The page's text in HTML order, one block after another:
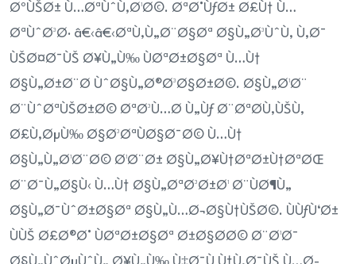
ØºÙŠØ± Ù…ØªÙˆÙ‚Ø¹Ø©. ØªØ°ÙƒØ± Ø£Ù† Ù…
ØªÙˆØ³Ø· â€‹â€‹ØªÙ‚Ù„Ø¨Ø§Øª Ø§Ù„Ø³ÙˆÙ‚ Ù‚Ø¯
ÙŠØ¤Ø¯ÙŠ Ø¥Ù„Ù‰ ÙØªØ±Ø§Øª Ù…Ù†
Ø§Ù„Ø±Ø¨Ø­ ÙˆØ§Ù„Ø®Ø³Ø§Ø±Ø©. Ø§Ù„Ø¹Ø¨
Ø¨ÙˆØªÙŠØ±Ø© ØªØ³Ù…Ø­ Ù„Ùƒ Ø¨ØªØ­Ù‚ÙŠÙ‚
Ø£Ù‚ØµÙ‰ Ø§Ø³ØªÙØ§Ø¯Ø© Ù…Ù†
Ø§Ù„Ù„Ø¹Ø¨Ø© Ø¹Ø¨Ø± Ø§Ù„Ø¥Ù†ØªØ±Ù†ØªØŒ
Ø¨Ø¯Ù„Ø§Ù‹ Ù…Ù† Ø§Ù„ØªØ³Ø±Ø¹ Ø¨ÙØ¶Ù„
Ø§Ù„Ø¯ÙˆØ±Ø§Øª Ø§Ù„Ù…Ø¬Ø§Ù†ÙŠØ©. ÙÙƒÙ‘Ø±
ÙÙŠ Ø£Ø®Ø° ÙØªØ±Ø§Øª Ø±Ø§Ø­Ø© Ø¨Ø¹Ø¯